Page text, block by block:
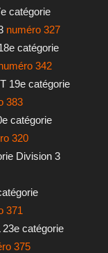
catégorie
numéro 327
catégorie
342
19e catégorie
383
catégorie
320
Division 3
371
catégorie
375